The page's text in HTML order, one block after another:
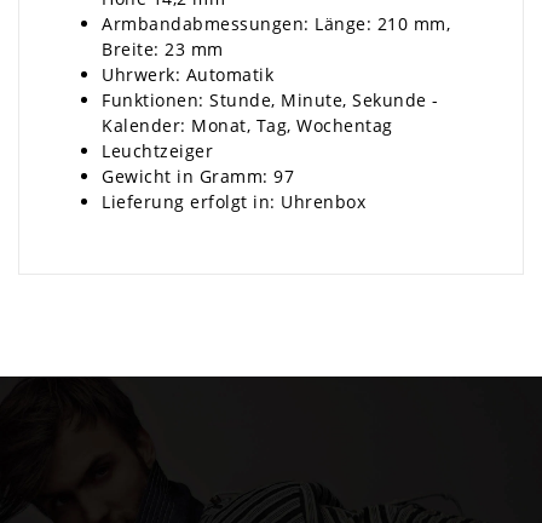
Armbandabmessungen: Länge: 210 mm,
Breite: 23 mm
Uhrwerk: Automatik
Funktionen: Stunde, Minute, Sekunde -
Kalender: Monat, Tag, Wochentag
Leuchtzeiger
Gewicht in Gramm: 97
Lieferung erfolgt in: Uhrenbox